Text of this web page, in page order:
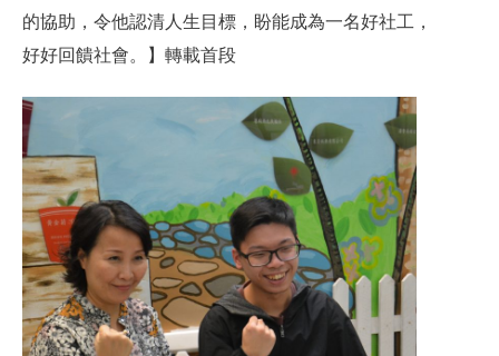
的協助，令他認清人生目標，盼能成為一名好社工，
好好回饋社會。】轉載首段